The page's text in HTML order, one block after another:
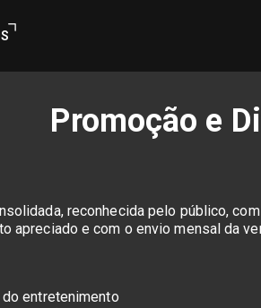
Promoção e
reconhecida pelo público,
apreciado e com o envio mensal da
do entretenimento